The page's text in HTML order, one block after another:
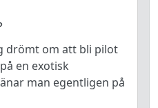
drömt om att bli pilot
en exotisk
man egentligen på